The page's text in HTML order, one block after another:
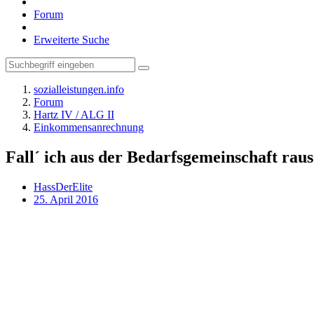
Forum
Erweiterte Suche
sozialleistungen.info
Forum
Hartz IV / ALG II
Einkommensanrechnung
Fall´ ich aus der Bedarfsgemeinschaft
HassDerElite
25. April 2016